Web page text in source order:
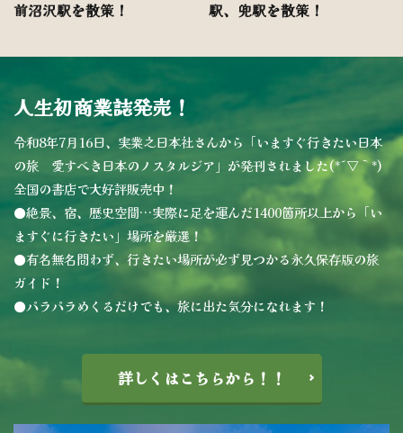
前沼沢駅を散策！
駅、兜駅を散策！
人生初商業誌発売！
令和8年7月16日、実業之日本社さんから「いますぐ行きたい日本
の旅 愛すべき日本のノスタルジア」が発刊されました(*´▽｀*)
全国の書店で大好評販売中！
●絶景、宿、歴史空間…実際に足を運んだ1400箇所以上から「い
ますぐに行きたい」場所を厳選！
●有名無名問わず、行きたい場所が必ず見つかる永久保存版の旅
ガイド！
●パラパラめくるだけでも、旅に出た気分になれます！
詳しくはこちらから！！